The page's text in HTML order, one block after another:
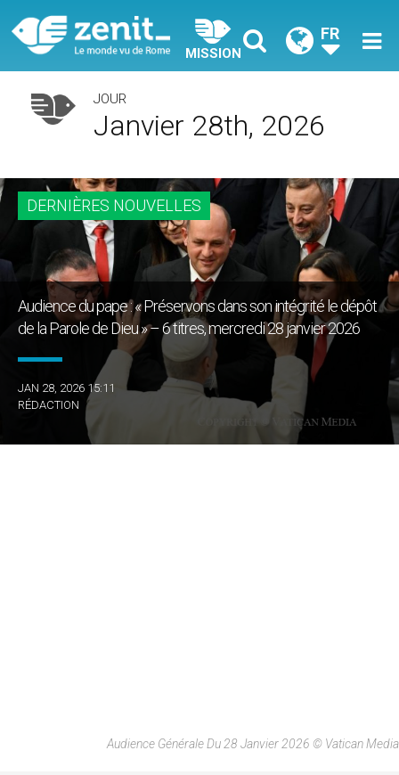
MISSION
FR
JOUR
Janvier 28th, 2026
DERNIÈRES NOUVELLES
Audience du pape : « Préservons dans son intégrité le dépôt
de la Parole de Dieu » – 6 titres, mercredi 28 janvier 2026
JAN 28, 2026 15:11
RÉDACTION
Audience Générale Du 28 Janvier 2026 © Vatican Media